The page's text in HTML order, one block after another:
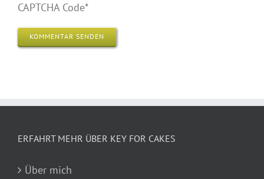
CAPTCHA Code*
ERFAHRT MEHR ÜBER KEY FOR CAKES
Über mich